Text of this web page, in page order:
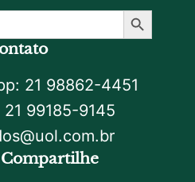
Botão De Pesquisa
21 98862-4451
99185-9145